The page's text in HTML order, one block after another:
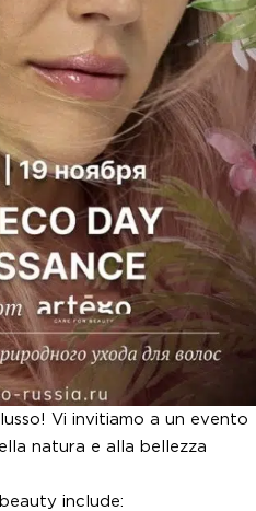
Vi invitiamo a un evento
natura e alla bellezza
include: